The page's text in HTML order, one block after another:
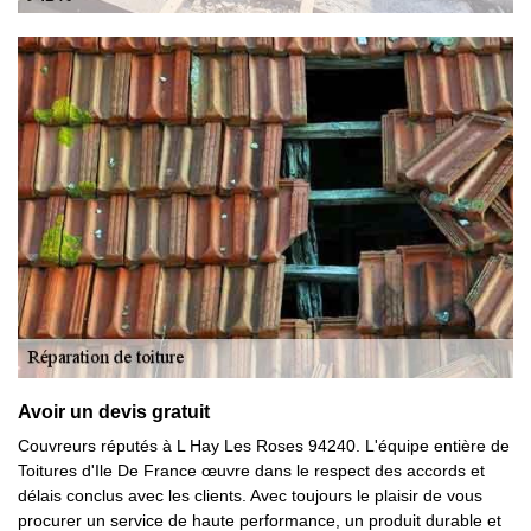
Avoir un devis gratuit
Couvreurs réputés à L Hay Les Roses 94240. L'équipe entière de
Toitures d'Ile De France œuvre dans le respect des accords et
délais conclus avec les clients. Avec toujours le plaisir de vous
procurer un service de haute performance, un produit durable et